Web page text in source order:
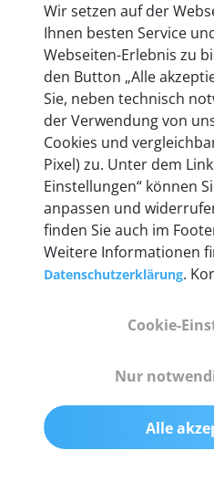
entwickeln wir unsere
Berlin laufend weiter. Auf
heute mehr als
Technische
Lieferumfang
55 mm x 25 mm x 12 mm
200 g
Wir setzen auf der
Ihnen besten Service
Webseiten-Erlebnis zu
den Button „Alle
Sie, neben technisch
der Verwendung von
Cookies und
Pixel) zu. Unter dem
Einstellungen“ können
anpassen und
finden Sie auch im
Weitere Informationen
Datenschutzerklärung.
Cookie-
Nur
Alle